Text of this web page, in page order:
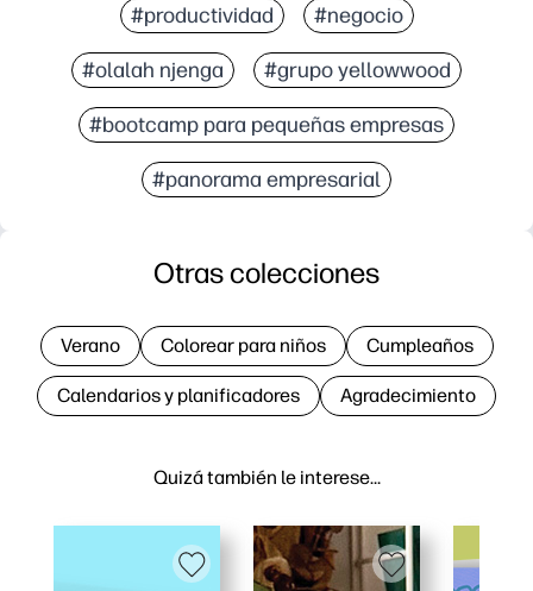
#productividad #negocio
#olalah njenga #grupo yellowwood
#bootcamp para pequeñas empresas
#panorama empresarial
Quizá también le interese…
Otras colecciones
Verano Colorear para niños Cumpleaños
Calendarios y planificadores Agradecimiento